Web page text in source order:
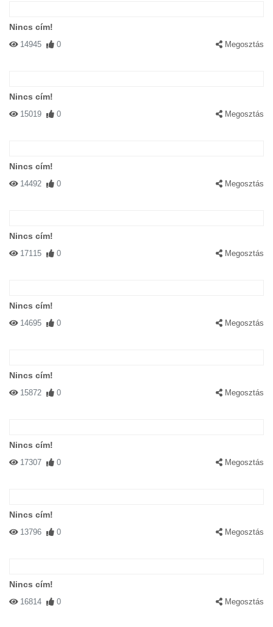
Nincs cím!
14945 0 Megosztás
Nincs cím!
15019 0 Megosztás
Nincs cím!
14492 0 Megosztás
Nincs cím!
17115 0 Megosztás
Nincs cím!
14695 0 Megosztás
Nincs cím!
15872 0 Megosztás
Nincs cím!
17307 0 Megosztás
Nincs cím!
13796 0 Megosztás
Nincs cím!
16814 0 Megosztás